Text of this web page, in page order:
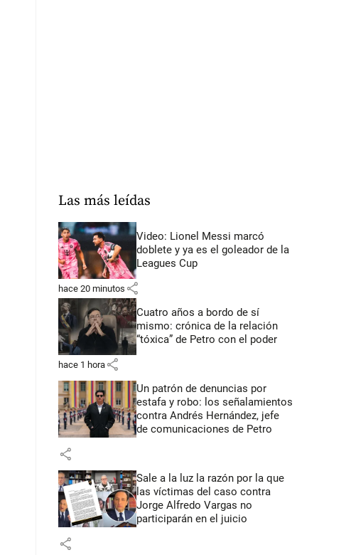
Las más leídas
Video: Lionel Messi marcó
doblete y ya es el goleador de la
Leagues Cup
hace 20 minutos share
Cuatro años a bordo de sí
mismo: crónica de la relación
“tóxica” de Petro con el poder
hace 1 hora share
Un patrón de denuncias por
estafa y robo: los señalamientos
contra Andrés Hernández, jefe
de comunicaciones de Petro
share
Sale a la luz la razón por la que
las víctimas del caso contra
Jorge Alfredo Vargas no
participarán en el juicio
share